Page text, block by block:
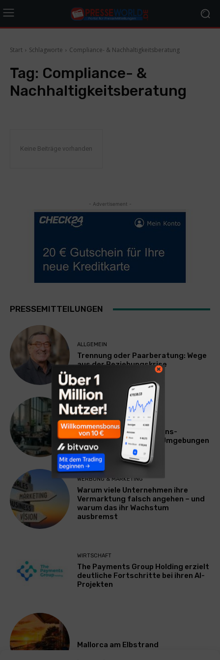
Start Schlagworte Compliance- & Nachhaltigkeitsberatung
Tag: Compliance- &
Nachhaltigkeitsberatung
Keine Beiträge vorhanden
- Advertisement -
PRESSEMITTEILUNGEN
ALLGEMEIN
Trennung oder Paarberatung: Wege
aus der Beziehungskrise
TECHNIK
SourcingBlox startet
CentaurNexus: Operations-
Plattform für Zscaler-Umgebungen
WERBUNG & MARKETING
Warum viele Unternehmen ihre
Vermarktung falsch angehen – und
warum das ihr Wachstum
ausbremst
WIRTSCHAFT
The Payments Group Holding erzielt
deutliche Fortschritte bei ihren AI-
Projekten
Mallorca am Elbstrand